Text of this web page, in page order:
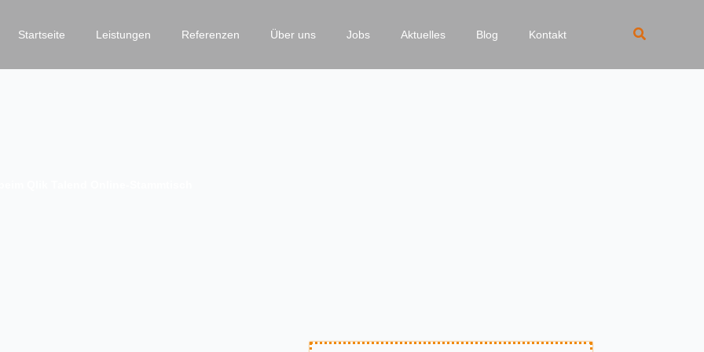
Startseite Leistungen Referenzen Über uns Jobs Aktuelles Blog Kontakt Suchen